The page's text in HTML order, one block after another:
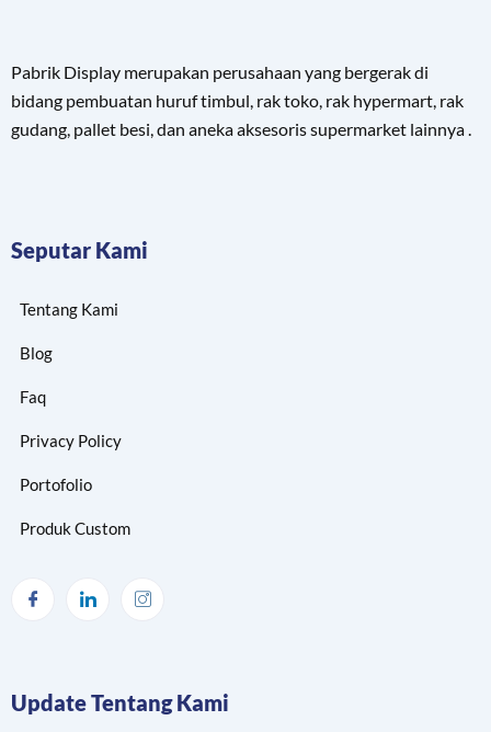
Pabrik Display merupakan perusahaan yang bergerak di
bidang pembuatan huruf timbul, rak toko, rak hypermart, rak
gudang, pallet besi, dan aneka aksesoris supermarket lainnya .
Seputar Kami
Tentang Kami
Blog
Faq
Privacy Policy
Portofolio
Produk Custom
Update Tentang Kami